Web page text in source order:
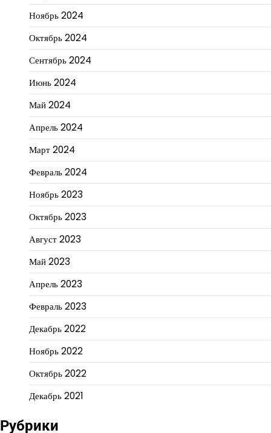
Ноябрь 2024
Октябрь 2024
Сентябрь 2024
Июнь 2024
Май 2024
Апрель 2024
Март 2024
Февраль 2024
Ноябрь 2023
Октябрь 2023
Август 2023
Май 2023
Апрель 2023
Февраль 2023
Декабрь 2022
Ноябрь 2022
Октябрь 2022
Декабрь 2021
Рубрики